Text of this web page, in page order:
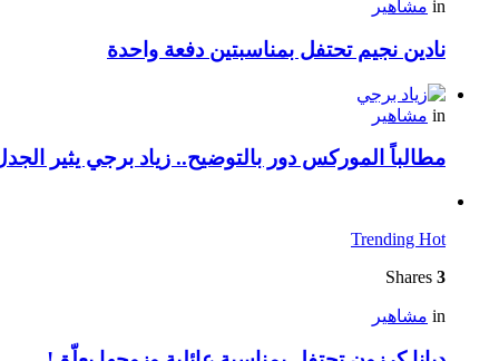
in مشاهير
نادين نجيم تحتفل بمناسبتين دفعة واحدة
in مشاهير
مطالباً الموركس دور بالتوضيح.. زياد برجي يثير
Trending Hot
3
in مشاهير